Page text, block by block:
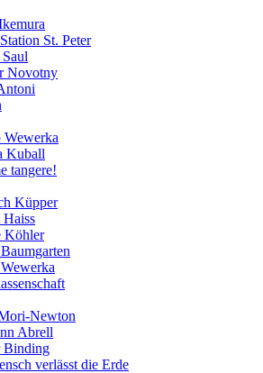
St. Peter
Novotny
Wewerka
Kuball
tangere!
Küpper
Haiss
Köhler
Newton
Abrell
Binding
verlässt die Erde